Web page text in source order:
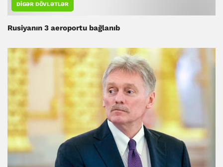
DIGƏR DÖVLƏTLƏR
Rusiyanın 3 aeroportu bağlanıb